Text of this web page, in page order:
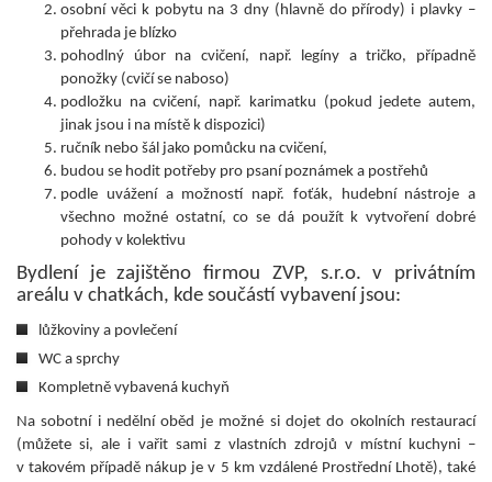
osobní věci k pobytu na 3 dny (hlavně do přírody) i plavky –
přehrada je blízko
pohodlný úbor na cvičení, např. legíny a tričko, případně
ponožky (cvičí se naboso)
podložku na cvičení, např. karimatku (pokud jedete autem,
jinak jsou i na místě k dispozici)
ručník nebo šál jako pomůcku na cvičení,
budou se hodit potřeby pro psaní poznámek a postřehů
podle uvážení a možností např. foťák, hudební nástroje a
všechno možné ostatní, co se dá použít k vytvoření dobré
pohody v kolektivu
Bydlení je zajištěno firmou ZVP, s.r.o. v privátním
areálu v chatkách, kde součástí vybavení jsou:
lůžkoviny a povlečení
WC a sprchy
Kompletně vybavená kuchyň
Na sobotní i nedělní oběd je možné si dojet do okolních restaurací
(můžete si, ale i vařit sami z vlastních zdrojů v místní kuchyni –
v takovém případě nákup je v 5 km vzdálené Prostřední Lhotě), také